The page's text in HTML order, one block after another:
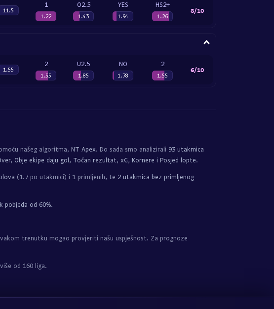
11.5
1
1.22
O2.5
1.43
YES
1.94
HS2+
1.26
8/10
1.55
2
1.55
U2.5
1.85
NO
1.78
2
1.55
6/10
našeg algoritma, NT Apex. Do sada smo analizirali 93 utakmica
Obje ekipe daju gol, Točan rezultat, xG, Kornere i Posjed lopte.
(1.7 po utakmici) i 1 primljenih, te 2 utakmica bez primljenog
pobjeda od 60%.
trenutku mogao provjeriti našu uspješnost. Za prognoze
od 160 liga.